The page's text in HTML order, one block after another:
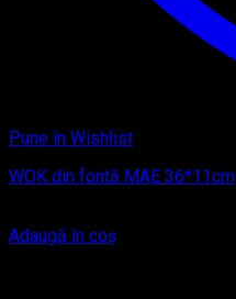
Pune în Wishlist
WOK din fontă MAE 36*11cm
Adaugă în coș